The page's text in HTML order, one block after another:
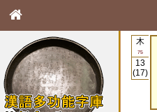
木
75
13
(17)